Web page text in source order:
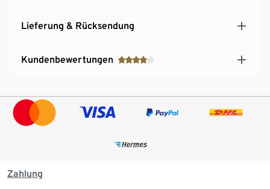
Lieferung & Rücksendung
Kundenbewertungen
Zahlung